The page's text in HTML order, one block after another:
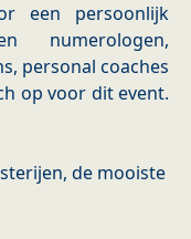
een persoonlijk
numerologen,
personal coaches
op voor dit event.
de mooiste